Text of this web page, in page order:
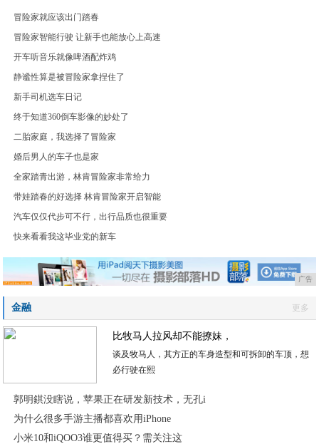
冒险家就应该出门踏春
冒险家智能行驶 让新手也能放心上高速
开车听音乐就像啤酒配炸鸡
静谧性算是被冒险家拿捏住了
新手司机选车日记
终于知道360倒车影像的妙处了
二胎家庭，我选择了冒险家
婚后男人的车子也是家
全家踏青出游，林肯冒险家非常给力
带娃踏春的好选择 林肯冒险家开启智能
汽车仅仅代步可不行，出行品质也很重要
快来看看我这毕业党的新车
广告
金融 更多
比牧马人拉风却不能撩妹，
谈及牧马人，其方正的车身造型和可拆卸的车顶，想
必行驶在熙
郭明錤没瞎说，苹果正在研发新技术，无孔i
为什么很多手游主播都喜欢用iPhone
小米10和iQOO3谁更值得买？需关注这